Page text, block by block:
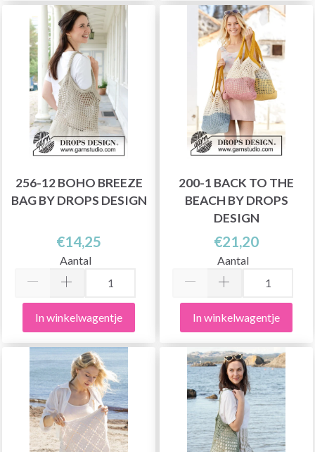
256-12 BOHO BREEZE
BAG BY DROPS DESIGN
€14,25
Aantal
In winkelwagentje
200-1 BACK TO THE
BEACH BY DROPS
DESIGN
€21,20
Aantal
In winkelwagentje